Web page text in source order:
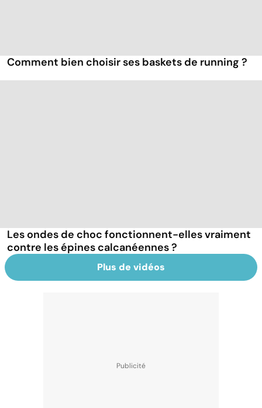
Comment bien choisir ses baskets de running ?
Les ondes de choc fonctionnent-elles vraiment
contre les épines calcanéennes ?
Plus de vidéos